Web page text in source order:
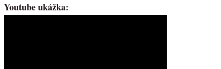
Youtube ukážka: